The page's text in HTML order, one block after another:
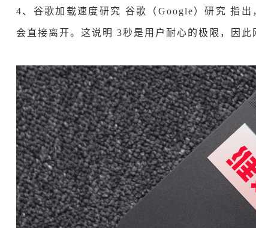
4、谷歌加载速度研究 谷歌（Google）研究 指
会直接离开。这说明 3秒是用户耐心的极限，因此